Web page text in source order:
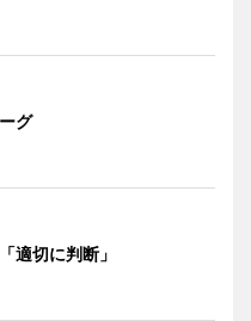
グ
適切に判断」